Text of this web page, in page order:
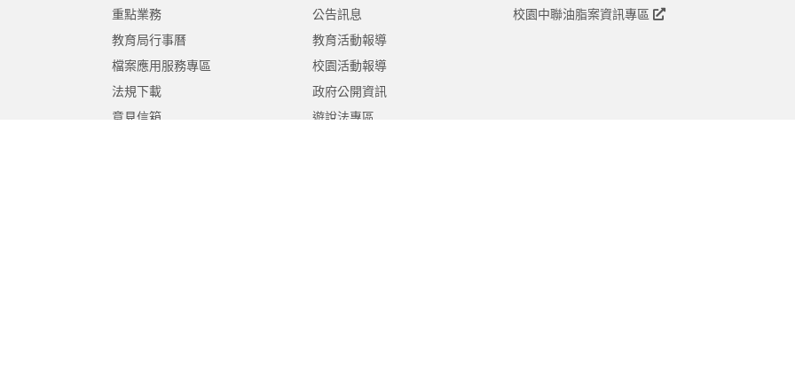
重點業務
教育局行事曆
檔案應用服務專區
法規下載
意見信箱
公告訊息
教育活動報導
校園活動報導
政府公開資訊
遊說法專區
校園中聯油脂案資訊專區